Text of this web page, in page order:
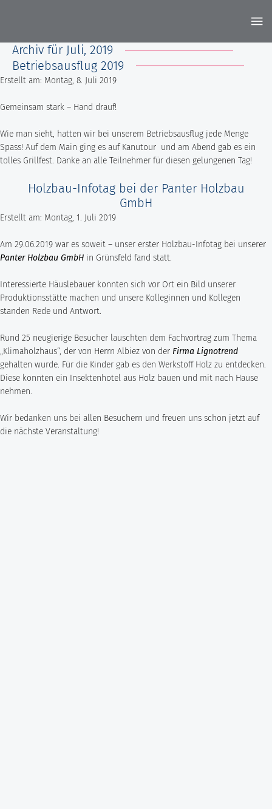
FIRMENGRUPPE
STANDORT RIMPAR
Göbel Hochbau GmbH
Kraemer GmbH
Panter Holzbau GmbH
Göbel Smart Home GmbH
STANDORT HEIDINGSFELD
Georg Göbel Fliesen
Lurz Tiefbau
Storch Tiefbau
Raumwerk Architekten
LEISTUNGEN
Bausanierung & Betontrenntechnik
Projektentwicklung
Smart Home
Fliesen- und Natursteinarbeiten
Tiefbau
Rohrleitungsbau
Schlüsselfertige Bauausführung und Architektur
Architektur und Planung
Maler-, Verputz- und Trockenbauarbeiten
Dachbau, Dachsanierung und Spenglerarbeiten
Steinmetz- und Bildhauerarbeiten
PROJEKTE
KARRIERE
Stellenangebote
STARTSEITE
AKTUELLES
Archiv für Juli, 2019
Betriebsausflug 2019
Erstellt am: Montag, 8. Juli 2019
Gemeinsam stark – Hand drauf!
Wie man sieht, hatten wir bei unserem Betriebsausflug jede Menge
Spass! Auf dem Main ging es auf Kanutour und am Abend gab es ein
tolles Grillfest. Danke an alle Teilnehmer für diesen gelungenen Tag!
Holzbau-Infotag bei der Panter Holzbau
GmbH
Erstellt am: Montag, 1. Juli 2019
Am 29.06.2019 war es soweit – unser erster Holzbau-Infotag bei unserer
Panter Holzbau GmbH in Grünsfeld fand statt.
Interessierte Häuslebauer konnten sich vor Ort ein Bild unserer
Produktionsstätte machen und unsere Kolleginnen und Kollegen
standen Rede und Antwort.
Rund 25 neugierige Besucher lauschten dem Fachvortrag zum Thema
„Klimaholzhaus“, der von Herrn Albiez von der Firma Lignotrend
gehalten wurde. Für die Kinder gab es den Werkstoff Holz zu entdecken.
Diese konnten ein Insektenhotel aus Holz bauen und mit nach Hause
nehmen.
Wir bedanken uns bei allen Besuchern und freuen uns schon jetzt auf
die nächste Veranstaltung!